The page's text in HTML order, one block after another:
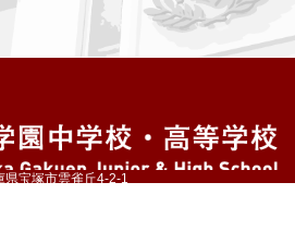
宝塚市雲雀丘4-2-1